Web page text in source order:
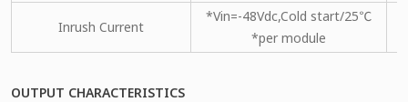
Inrush Current
*Vin=-48Vdc,Cold start/25℃
*per module
OUTPUT CHARACTERISTICS